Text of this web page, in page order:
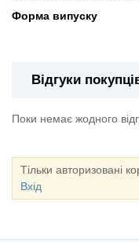
Форма випуску
Відгуки
Поки немає жодного
Тільки авторизовані
Вхід